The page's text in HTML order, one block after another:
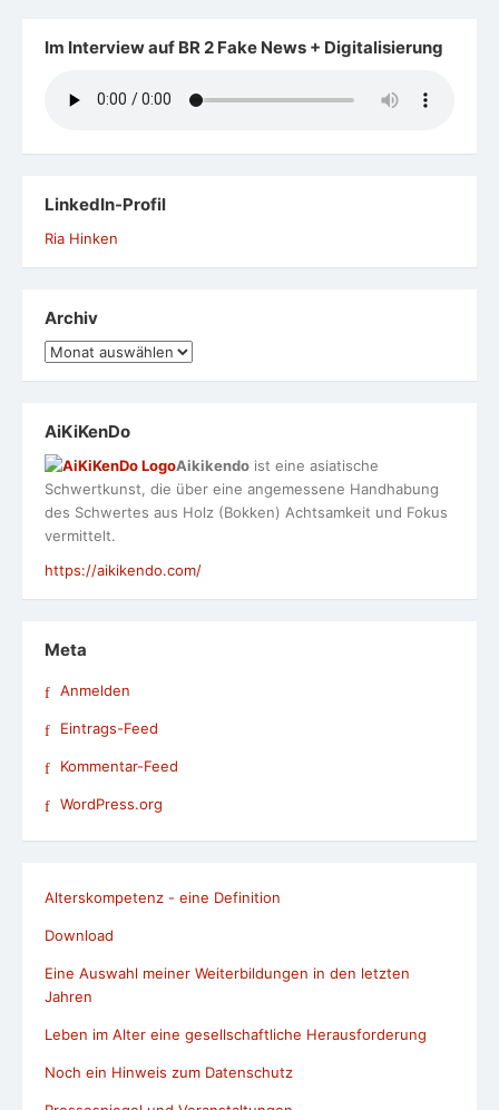
Im Interview auf BR 2 Fake News + Digitalisierung
LinkedIn-Profil
Ria Hinken
Archiv
Archiv
AiKiKenDo
Aikikendo ist eine asiatische
Schwertkunst, die über eine angemessene Handhabung
des Schwertes aus Holz (Bokken) Achtsamkeit und Fokus
vermittelt.
https://aikikendo.com/
Meta
Anmelden
Eintrags-Feed
Kommentar-Feed
WordPress.org
Alterskompetenz - eine Definition
Download
Eine Auswahl meiner Weiterbildungen in den letzten
Jahren
Leben im Alter eine gesellschaftliche Herausforderung
Noch ein Hinweis zum Datenschutz